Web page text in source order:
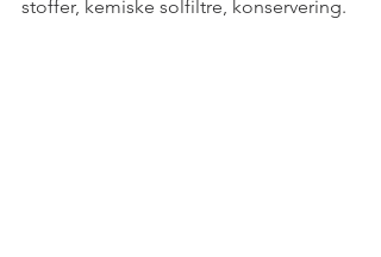
stoffer, kemiske solfiltre, konservering.